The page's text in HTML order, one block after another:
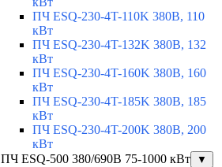
ПЧ ESQ-230-4T-110K 380В, 110
кВт
ПЧ ESQ-230-4T-132K 380В, 132
кВт
ПЧ ESQ-230-4T-160K 380В, 160
кВт
ПЧ ESQ-230-4T-185K 380В, 185
кВт
ПЧ ESQ-230-4T-200K 380В, 200
кВт
ПЧ ESQ-500 380/690В 75-1000 кВт
▼